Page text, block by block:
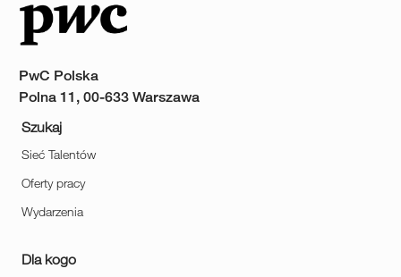
PwC Polska
Polna 11, 00-633 Warszawa
Szukaj
Sieć Talentów
Oferty pracy
Wydarzenia
Dla kogo